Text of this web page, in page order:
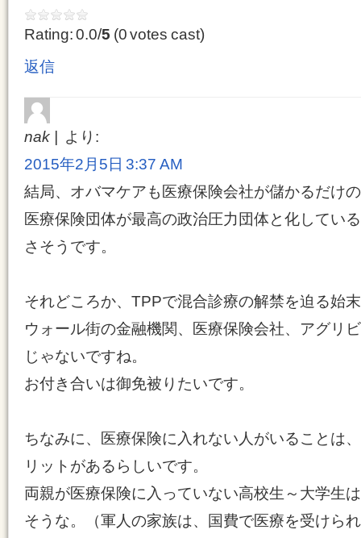
Rating: 0.0/5 (0 votes cast)
返信
nak
より:
2015年2月5日 3:37 AM
結局、オバマケアも医療保険会社が儲かるだけ
医療保険団体が最高の政治圧力団体と化してい
さそうです。
それどころか、TPPで混合診療の解禁を迫る始
ウォール街の金融機関、医療保険会社、アグリ
じゃないですね。
お付き合いは御免被りたいです。
ちなみに、医療保険に入れない人がいることは
リットがあるらしいです。
両親が医療保険に入っていない高校生～大学生
そうな。（軍人の家族は、国費で医療を受けら